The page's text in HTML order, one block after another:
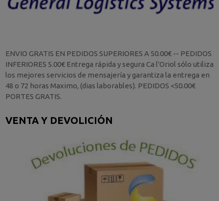
ENVIO GRATIS EN PEDIDOS SUPERIORES A 50.00€ -- PEDIDOS
INFERIORES 5.00€ Entrega rápida y segura Ca l'Oriol sólo utiliza
los mejores servicios de mensajería y garantiza la entrega en
48 o 72 horas Maximo, (dias laborables). PEDIDOS <50.00€
PORTES GRATIS.
VENTA Y DEVOLICIÓN